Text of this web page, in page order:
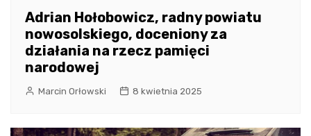
Adrian Hołobowicz, radny powiatu
nowosolskiego, doceniony za
działania na rzecz pamięci
narodowej
Marcin Orłowski 8 kwietnia 2025